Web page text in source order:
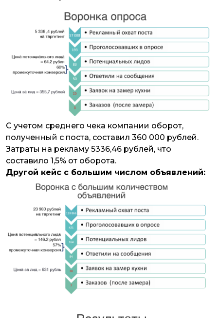
С учетом среднего чека компании оборот,
полученный с поста, составил 360 000 рублей.
Затраты на рекламу 5336,46 рублей, что
составило 1,5% от оборота.
Другой кейс с большим числом объявлений: